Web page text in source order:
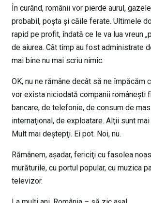
În curând, românii vor pierde aurul,
probabil, poşta şi căile ferate. Ultimele
rapid pe profit, îndată ce le va lua vreun
de aiurea. Cât timp au fost administrate
mai bine nu mai scriu nimic.
OK, nu ne rămâne decât să ne împăcăm
vor exista niciodată companii româneşti
bancare, de telefonie, de consum de
internaţional, de exploatare. Alţii sunt
Mult mai deştepţi. Ei pot. Noi, nu.
Rămânem, aşadar, fericiţi cu fasolea
murăturile, cu portul popular, cu muzica
televizor.